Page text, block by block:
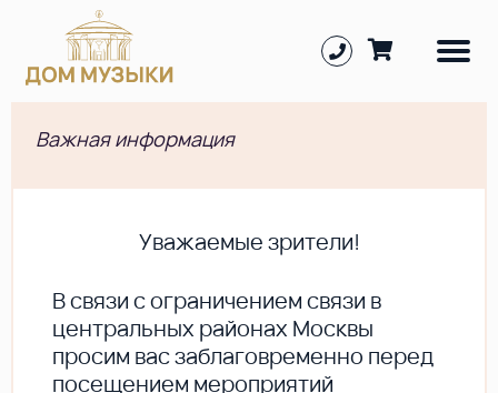
Важная информация
Уважаемые зрители!
В cвязи с ограничением связи в
центральных районах Москвы
просим вас заблаговременно перед
посещением мероприятий